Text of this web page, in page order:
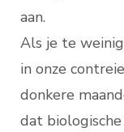
aan.
Als je te
in onze
donkere
dat